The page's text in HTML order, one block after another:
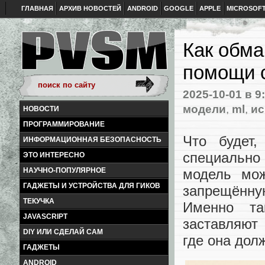
ГЛАВНАЯ АРХИВ НОВОСТЕЙ ANDROID GOOGLE APPLE
НОВОСТИ
ПРОГРАММИРОВАНИЕ
ИНФОРМАЦИОННАЯ БЕЗОПАСНОСТЬ
ЭТО ИНТЕРЕСНО
НАУЧНО-ПОПУЛЯРНОЕ
ГАДЖЕТЫ И УСТРОЙСТВА ДЛЯ ГИКОВ
ТЕКУЧКА
JAVASCRIPT
DIY ИЛИ СДЕЛАЙ САМ
ГАДЖЕТЫ
ANDROID
Как
помощи
2025-10-01 в
модели, ml,
Что
модель
Именно
где она